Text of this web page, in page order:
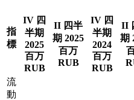
指
標
IV 四
半期
2025
百万
RUB
II 四半
期 2025
百万
RUB
IV 四
半期
2024
百万
RUB
II
期
流
動